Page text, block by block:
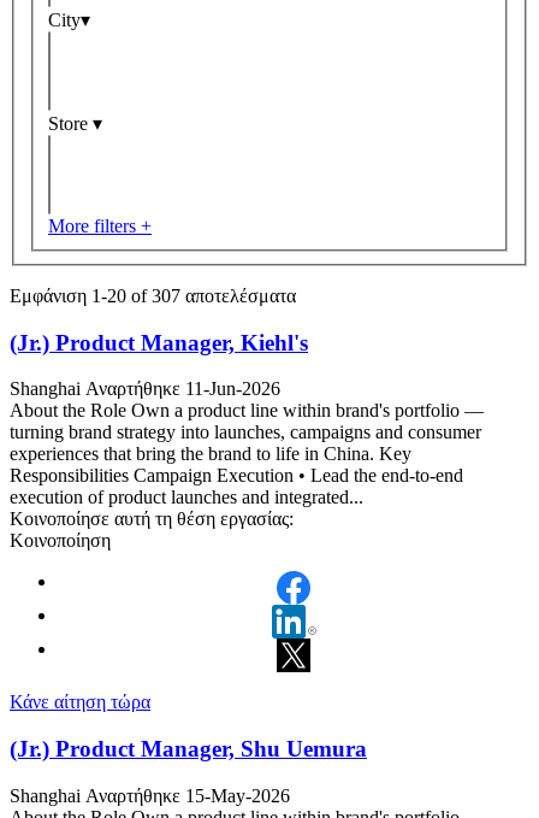
City▾
Store ▾
More filters +
Εμφάνιση 1-20 of307 αποτελέσματα
(Jr.) Product Manager, Kiehl's
Shanghai Αναρτήθηκε 11-Jun-2026
About the Role Own a product line within brand's portfolio —
turning brand strategy into launches, campaigns and consumer
experiences that bring the brand to life in China. Key
Responsibilities Campaign Execution • Lead the end-to-end
execution of product launches and integrated...
Κοινοποίησε αυτή τη θέση εργασίας:
Κοινοποίηση
Κάνε αίτηση τώρα
(Jr.) Product Manager, Shu Uemura
Shanghai Αναρτήθηκε 15-May-2026